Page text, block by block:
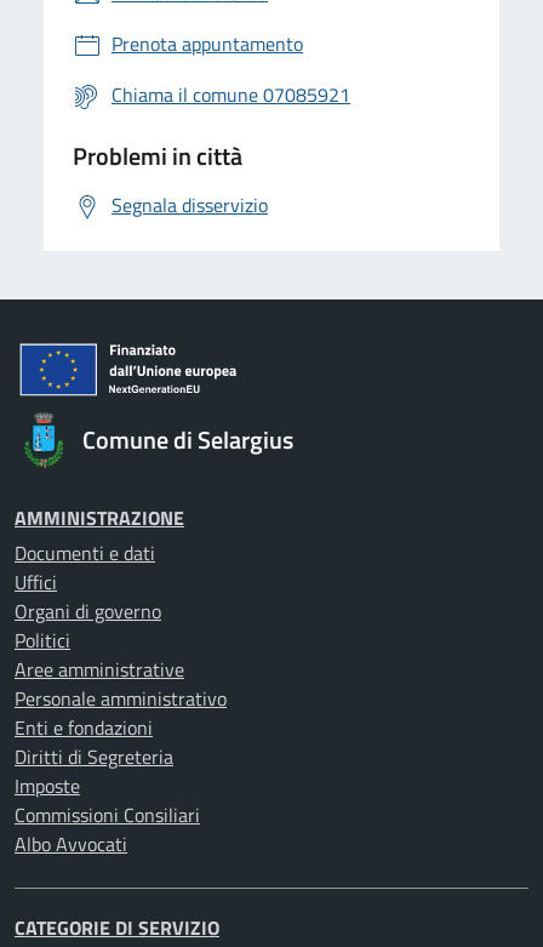
Prenota appuntamento
Chiama il comune 07085921
Problemi in città
Segnala disservizio
Comune di Selargius
AMMINISTRAZIONE
Documenti e dati
Uffici
Organi di governo
Politici
Aree amministrative
Personale amministrativo
Enti e fondazioni
Diritti di Segreteria
Imposte
Commissioni Consiliari
Albo Avvocati
CATEGORIE DI SERVIZIO